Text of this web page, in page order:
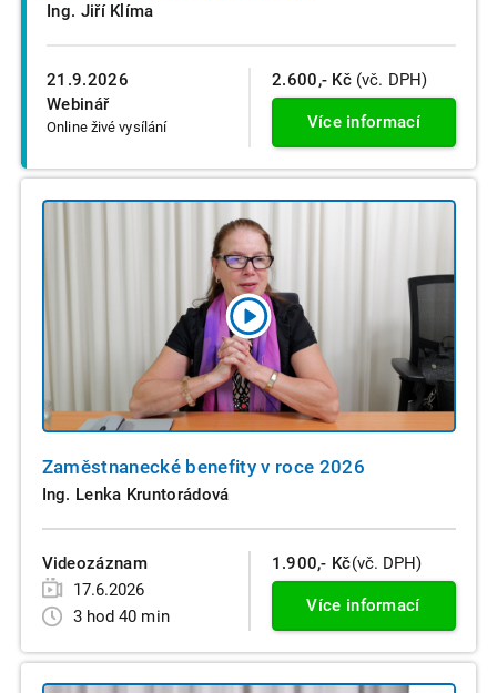
21.9.2026
Webinář
Online živé vysílání
Ing. Jiří Klíma
2.600,- Kč (vč. DPH)
Více informací
Zaměstnanecké benefity v roce 2026
Ing. Lenka Kruntorádová
Videozáznam
17.6.2026
3 hod 40 min
1.900,- Kč(vč. DPH)
Více informací